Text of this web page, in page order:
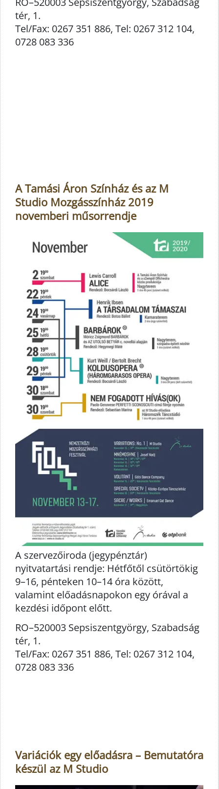
tér, 1.
Tel/Fax: 0267 351 886, Tel: 0267 312 104,
0728 083 336
A Tamási Áron Színház és az M
Studio Mozgásszínház 2019
novemberi műsorrendje
A szervezőiroda (jegypénztár)
nyitvatartási rendje: Hétfőtől csütörtökig
9–16, pénteken 10–14 óra között,
valamint előadásnapokon egy órával a
kezdési időpont előtt.
RO–520003 Sepsiszentgyörgy, Szabadság
tér, 1.
Tel/Fax: 0267 351 886, Tel: 0267 312 104,
0728 083 336
Variációk egy előadásra – Bemutatóra
készül az M Studio